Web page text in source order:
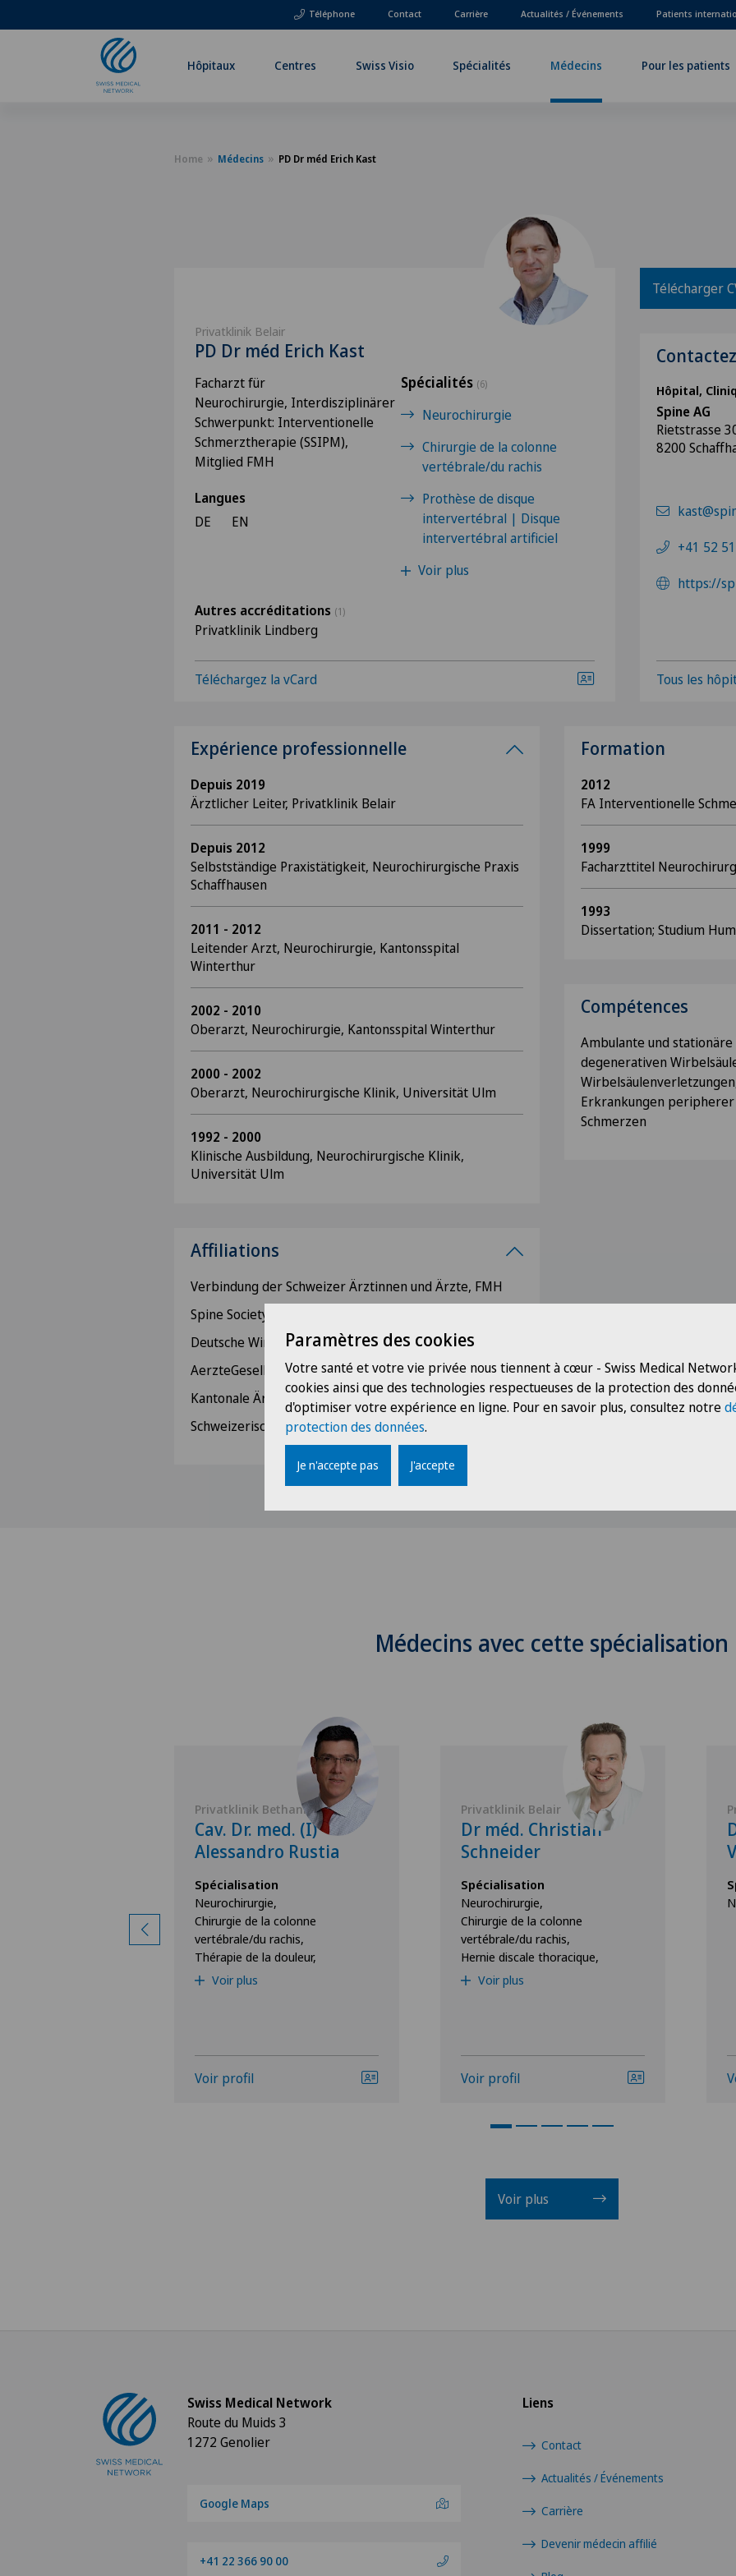
Téléphone Contact Carrière Actualités / Événements Patients
Hôpitaux Centres Swiss Visio Spécialités Médecins Pour les patients
Home Médecins PD Dr méd Erich Kast
Privatklinik Belair
PD Dr méd Erich Kast
Facharzt für
Neurochirurgie, Interdisziplinärer
Schwerpunkt: Interventionelle
Schmerztherapie (SSIPM),
Mitglied FMH
Langues
DE
EN
Spécialités (6)
Neurochirurgie
Chirurgie de la colonne
vertébrale/du rachis
Prothèse de disque
intervertébral | Disque
intervertébral artificiel
Voir plus
Autres accréditations (1)
Privatklinik Lindberg
Téléchargez la vCard
Télécharger
Hôpital,
Spine AG
Rietstrasse
8200
+41 52
https://
Tous les
Expérience professionnelle
Depuis 2019
Ärztlicher Leiter, Privatklinik Belair
Depuis 2012
Selbstständige Praxistätigkeit, Neurochirurgische Praxis
Schaffhausen
2011 - 2012
Leitender Arzt, Neurochirurgie, Kantonsspital
Winterthur
2002 - 2010
Oberarzt, Neurochirurgie, Kantonsspital Winterthur
2000 - 2002
Oberarzt, Neurochirurgische Klinik, Universität Ulm
1992 - 2000
Klinische Ausbildung, Neurochirurgische Klinik,
Universität Ulm
Affiliations
Verbindung der Schweizer Ärztinnen und Ärzte, FMH
Spine Society of Europe, SSE
Deutsche Wirbelsäulengesellschaft, DWG
AerzteGesellschaft des Kantons Zürich, AGZ
Kantonale Ärztegesellschaft Schaffhausen
Schweizerische Gesellschaft für Neurochirurgie, SGN
Formation
2012
FA Interventionelle
1999
Facharzttitel
1993
Dissertation; Studium
Compétences
Ambulante und
degenerativen
Erkrankungen
Schmerzen
Médecins avec cette spécialisation
Privatklinik Bethanien
Cav. Dr. med. (I)
Alessandro Rustia
Spécialisation
Neurochirurgie,
Chirurgie de la colonne
vertébrale/du rachis,
Thérapie de la douleur,
Voir plus
Voir profil
Privatklinik Belair
Dr méd. Christian
Schneider
Spécialisation
Neurochirurgie,
Chirurgie de la colonne
vertébrale/du rachis,
Hernie discale thoracique,
Voir plus
Voir profil
Voir plus
Liens
Contact
Actualités / Événements
Carrière
Devenir médecin affilié
Swiss Medical Network
Route du Muids 3
1272 Genolier
Google Maps
+41 22 366 90 00
Paramètres des cookies
Votre santé et votre vie privée nous tiennent à cœur - Swiss Medical
cookies ainsi que des technologies respectueuses de la protection des
d'optimiser votre expérience en ligne. Pour en savoir plus, consultez notre
protection des données.
Je n'accepte pas J'accepte